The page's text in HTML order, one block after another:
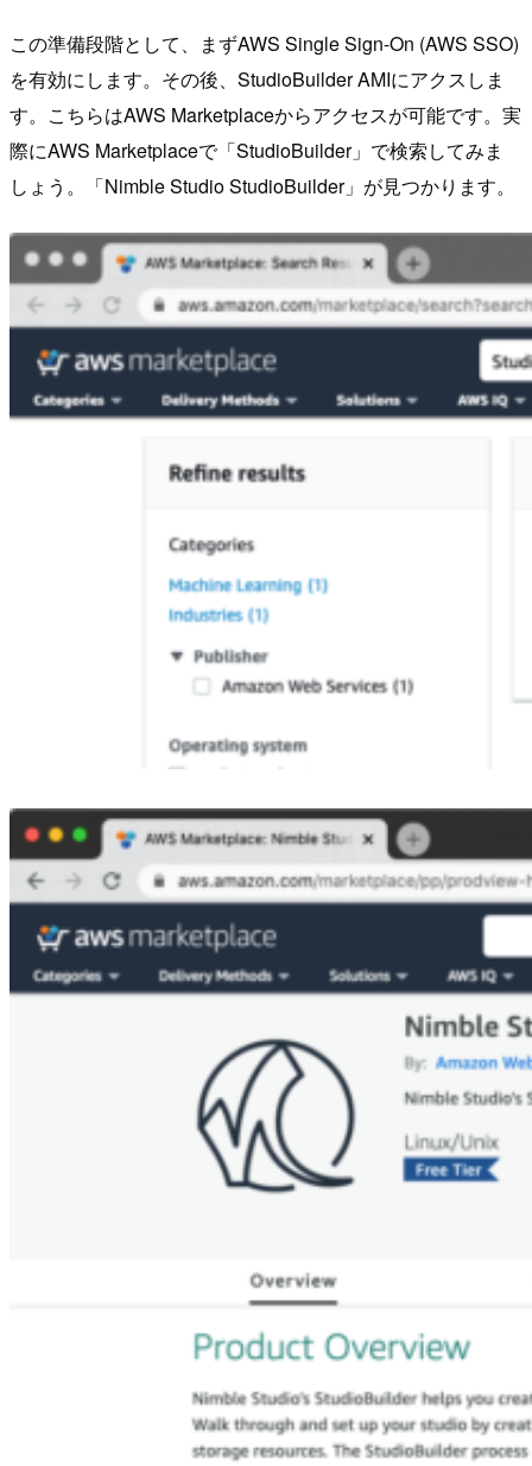
この準備段階として、まずAWS Single Sign-On (AWS SSO)
を有効にします。その後、StudioBuilder AMIにアクスしま
す。こちらはAWS Marketplaceからアクセスが可能です。実
際にAWS Marketplaceで「StudioBuilder」で検索してみま
しょう。「Nimble Studio StudioBuilder」が見つかります。